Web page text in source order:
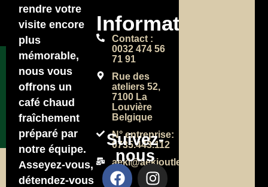
rendre votre
visite encore
plus
mémorable,
nous vous
offrons un
café chaud
fraîchement
préparé par
notre équipe.
Asseyez-vous,
détendez-vous
Informations
Contact :
0032 474 56
71 91
Rue des
ateliers 52,
7100 La
Louvière
Belgique
N° entreprise:
0735.443.112
aeki@aekioutlet.com
Suivez-
nous